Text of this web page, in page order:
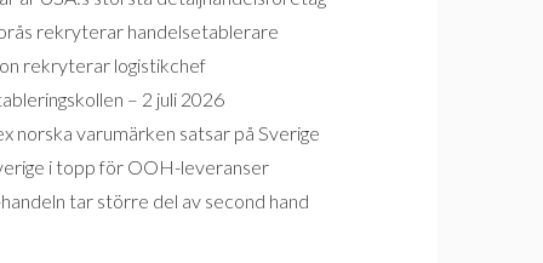
rekryterar handelsetablerare
rekryterar logistikchef
– 2 juli 2026
norska varumärken satsar på Sverige
i topp för OOH-leveranser
tar större del av second hand